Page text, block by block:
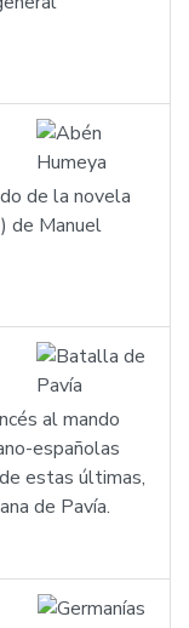
de la novela
de Manuel
al mando
españolas
estas últimas,
de Pavía.